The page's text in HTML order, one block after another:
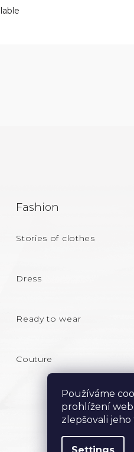
Používáme
prohlížení
zlepšovali
Fashion
Stories of clothes
Dress
Ready to wear
Couture